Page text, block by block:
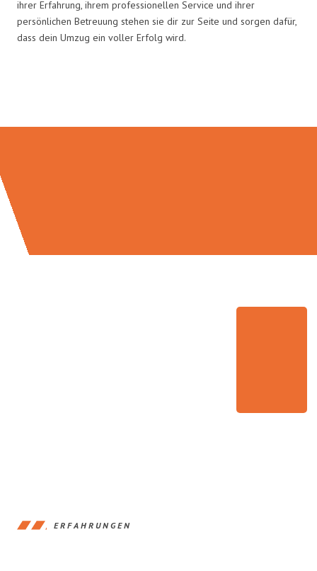
ihrer Erfahrung, ihrem professionellen Service und ihrer
persönlichen Betreuung stehen sie dir zur Seite und sorgen dafür,
dass dein Umzug ein voller Erfolg wird.
ERFAHRUNGEN